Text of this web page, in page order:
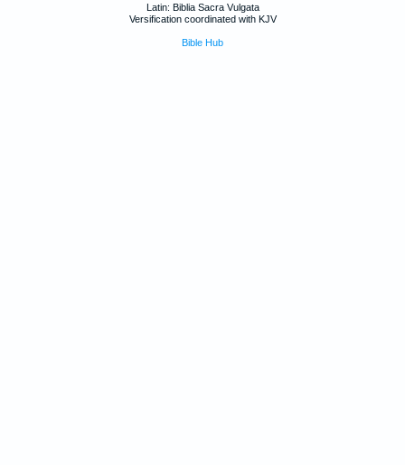
Latin: Biblia Sacra Vulgata
Versification coordinated with KJV
Bible Hub